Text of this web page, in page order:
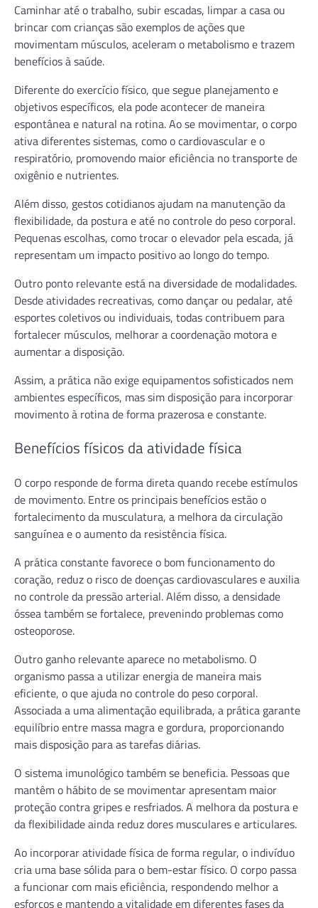
Caminhar até o trabalho, subir escadas, limpar a casa ou
brincar com crianças são exemplos de ações que
movimentam músculos, aceleram o metabolismo e trazem
benefícios à saúde.
Diferente do exercício físico, que segue planejamento e
objetivos específicos, ela pode acontecer de maneira
espontânea e natural na rotina. Ao se movimentar, o corpo
ativa diferentes sistemas, como o cardiovascular e o
respiratório, promovendo maior eficiência no transporte de
oxigênio e nutrientes.
Além disso, gestos cotidianos ajudam na manutenção da
flexibilidade, da postura e até no controle do peso corporal.
Pequenas escolhas, como trocar o elevador pela escada, já
representam um impacto positivo ao longo do tempo.
Outro ponto relevante está na diversidade de modalidades.
Desde atividades recreativas, como dançar ou pedalar, até
esportes coletivos ou individuais, todas contribuem para
fortalecer músculos, melhorar a coordenação motora e
aumentar a disposição.
Assim, a prática não exige equipamentos sofisticados nem
ambientes específicos, mas sim disposição para incorporar
movimento à rotina de forma prazerosa e constante.
Benefícios físicos da atividade física
O corpo responde de forma direta quando recebe estímulos
de movimento. Entre os principais benefícios estão o
fortalecimento da musculatura, a melhora da circulação
sanguínea e o aumento da resistência física.
A prática constante favorece o bom funcionamento do
coração, reduz o risco de doenças cardiovasculares e auxilia
no controle da pressão arterial. Além disso, a densidade
óssea também se fortalece, prevenindo problemas como
osteoporose.
Outro ganho relevante aparece no metabolismo. O
organismo passa a utilizar energia de maneira mais
eficiente, o que ajuda no controle do peso corporal.
Associada a uma alimentação equilibrada, a prática garante
equilíbrio entre massa magra e gordura, proporcionando
mais disposição para as tarefas diárias.
O sistema imunológico também se beneficia. Pessoas que
mantêm o hábito de se movimentar apresentam maior
proteção contra gripes e resfriados. A melhora da postura e
da flexibilidade ainda reduz dores musculares e articulares.
Ao incorporar atividade física de forma regular, o indivíduo
cria uma base sólida para o bem-estar físico. O corpo passa
a funcionar com mais eficiência, respondendo melhor a
esforços e mantendo a vitalidade em diferentes fases da